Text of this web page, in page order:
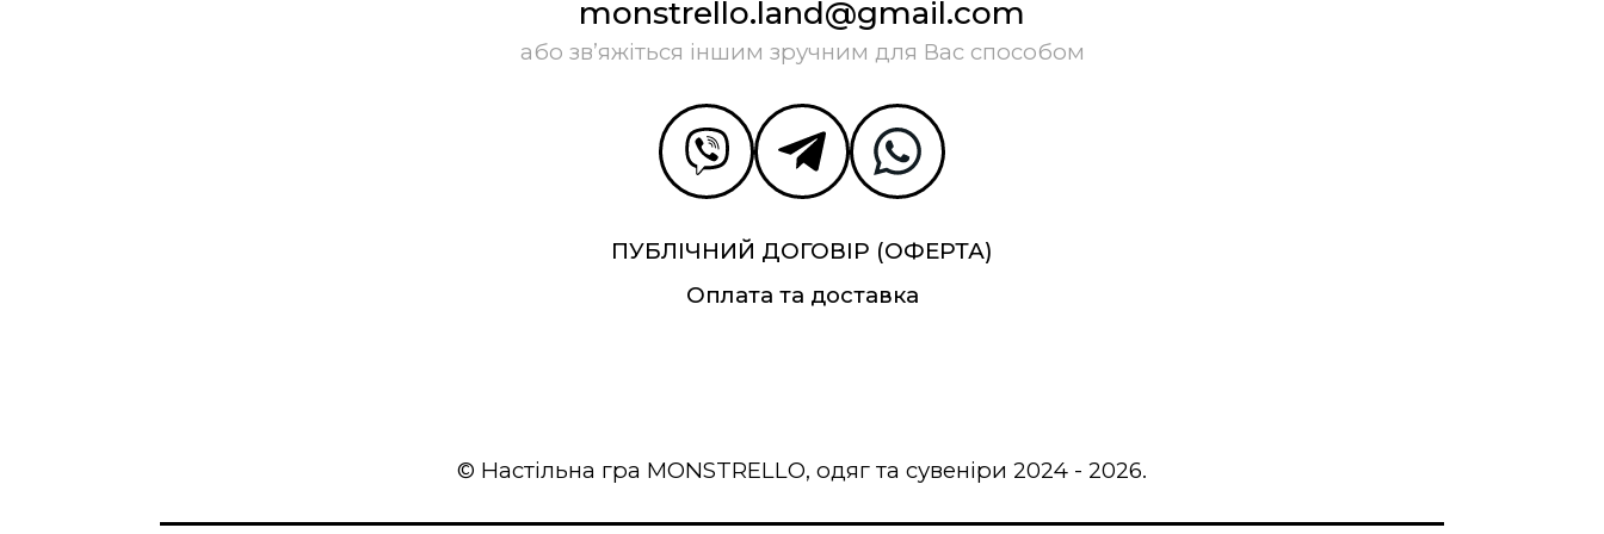
monstrello.land@gmail.com
або зв’яжіться іншим зручним для Вас способом
ПУБЛІЧНИЙ ДОГОВІР (ОФЕРТА)
Оплата та доставка
© Настільна гра MONSTRELLO, одяг та сувеніри 2024 - 2026.